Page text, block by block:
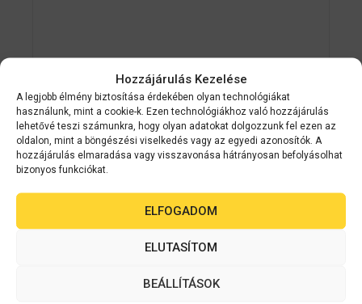
Hozzájárulás Kezelése
A legjobb élmény biztosítása érdekében olyan technológiákat
használunk, mint a cookie-k. Ezen technológiákhoz való hozzájárulás
lehetővé teszi számunkra, hogy olyan adatokat dolgozzunk fel ezen az
oldalon, mint a böngészési viselkedés vagy az egyedi azonosítók. A
hozzájárulás elmaradása vagy visszavonása hátrányosan befolyásolhat
bizonyos funkciókat.
ELFOGADOM
ELUTASÍTOM
BEÁLLÍTÁSOK
Epson WorkForce Enterprise WF-